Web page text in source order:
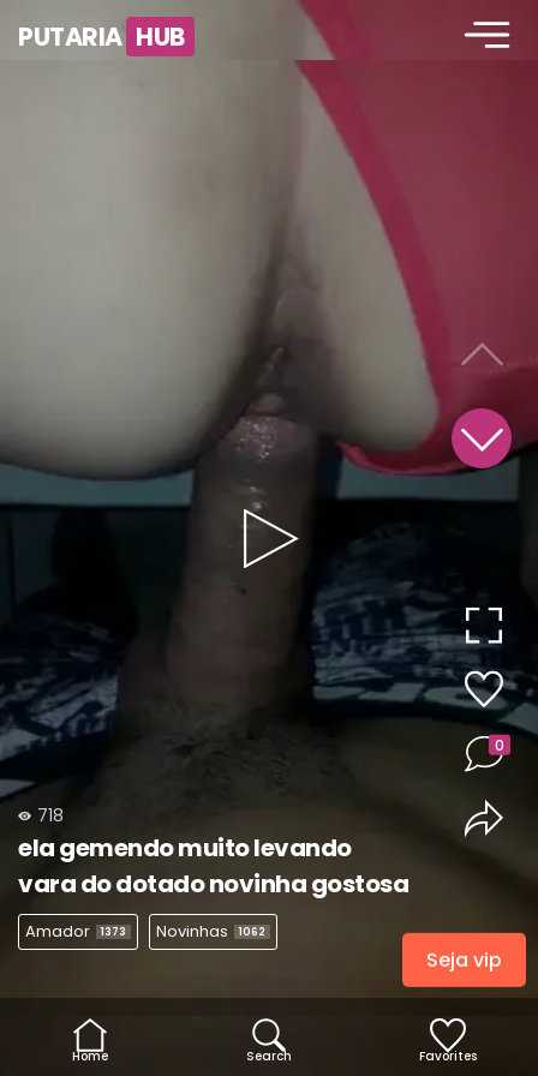
PUTARIA HUB
Play
Video
718
ela gemendo muito levando
vara do dotado novinha gostosa
Amador 1373 Novinhas 1062
0
Home Search Favorites
Seja vip